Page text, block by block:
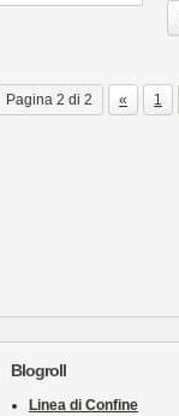
Pagina 2 di 2 « 1
Blogroll
Linea di Confine